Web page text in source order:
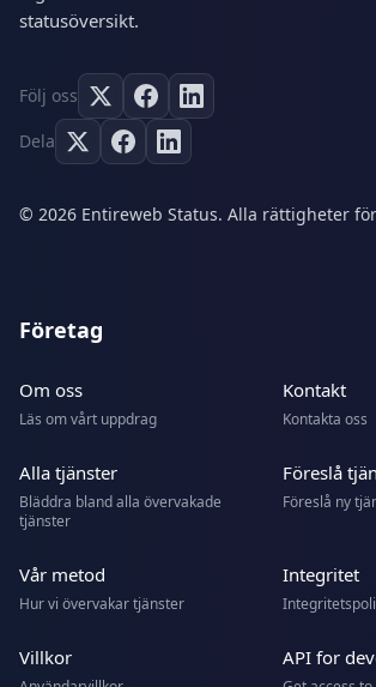
statusöversikt.
Följ oss
Dela
© 2026 Entireweb Status. Alla rättigheter
Företag
Om oss
Läs om vårt uppdrag
Kontakt
Kontakta oss
Alla tjänster
Bläddra bland alla övervakade
tjänster
Föreslå
Föreslå ny
Vår metod
Hur vi övervakar tjänster
Integritet
Villkor API for